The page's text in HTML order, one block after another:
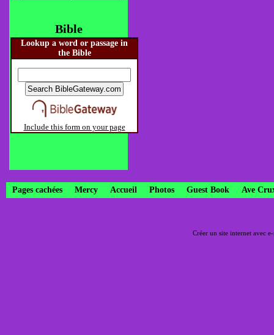
Bible
Lookup a word or passage in
the Bible
Include this form on your page
Pages cachées Mercy Accueil Photos Guest Book Ave
Créer un site internet avec